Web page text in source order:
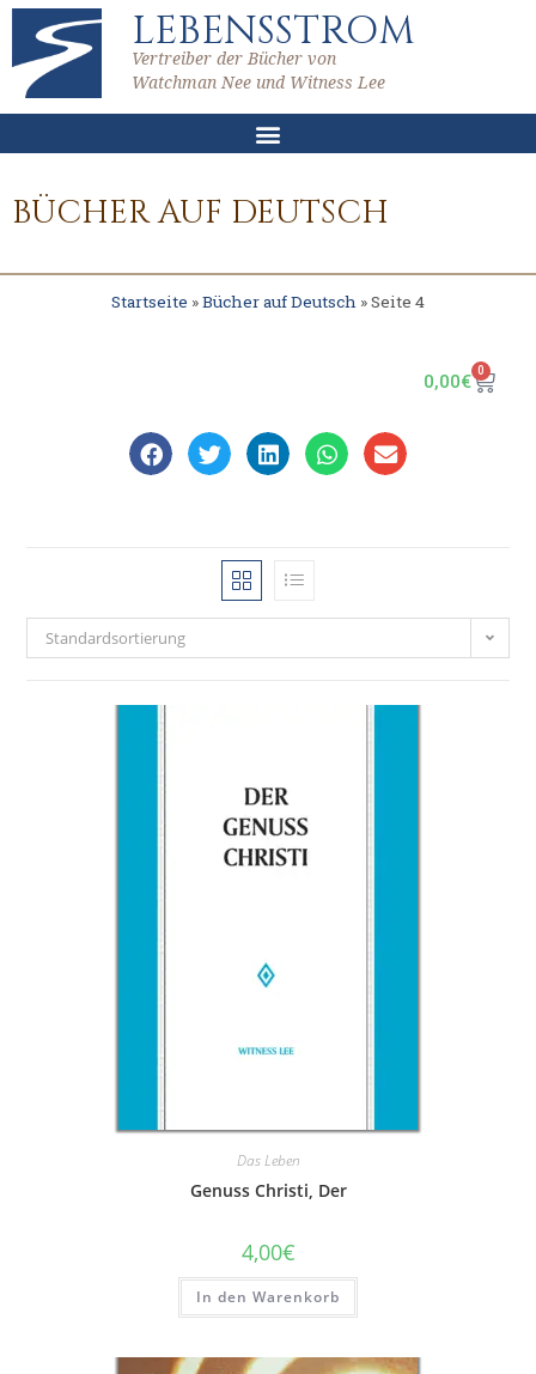
LEBENSSTROM
Vertreiber der Bücher von
Watchman Nee und Witness Lee
BÜCHER AUF DEUTSCH
Startseite »Bücher auf Deutsch »Seite 4
0,00€ 0
Standardsortierung
Das Leben
Genuss Christi, Der
4,00€
In den Warenkorb